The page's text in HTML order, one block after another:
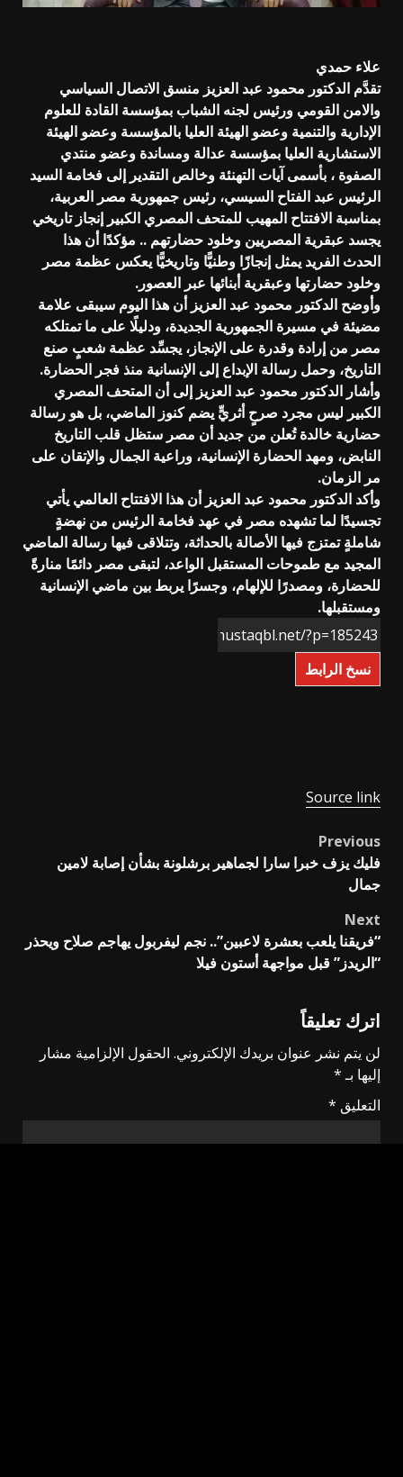
علاء حمدي
تقدَّم الدكتور محمود عبد العزيز منسق الاتصال السياسي
والامن القومي ورئيس لجنه الشباب بمؤسسة القادة للعلوم
الإدارية والتنمية وعضو الهيئة العليا بالمؤسسة وعضو الهيئة
الاستشارية العليا بمؤسسة عدالة ومساندة وعضو منتدي
الصفوة ، بأسمى آيات التهنئة وخالص التقدير إلى فخامة السيد
الرئيس عبد الفتاح السيسي، رئيس جمهورية مصر العربية،
بمناسبة الافتتاح المهيب للمتحف المصري الكبير إنجاز تاريخي
يجسد عبقرية المصريين وخلود حضارتهم .. مؤكدًا أن هذا
الحدث الفريد يمثل إنجازًا وطنيًّا وتاريخيًّا يعكس عظمة مصر
وخلود حضارتها وعبقرية أبنائها عبر العصور.
وأوضح الدكتور محمود عبد العزيز أن هذا اليوم سيبقى علامة
مضيئة في مسيرة الجمهورية الجديدة، ودليلًا على ما تمتلكه
مصر من إرادة وقدرة على الإنجاز، يجسِّد عظمة شعبٍ صنع
التاريخ، وحمل رسالة الإبداع إلى الإنسانية منذ فجر الحضارة.
وأشار الدكتور محمود عبد العزيز إلى أن المتحف المصري
الكبير ليس مجرد صرحٍ أثريٍّ يضم كنوز الماضي، بل هو رسالة
حضارية خالدة تُعلن من جديد أن مصر ستظل قلب التاريخ
النابض، ومهد الحضارة الإنسانية، وراعية الجمال والإتقان على
مر الزمان.
وأكد الدكتور محمود عبد العزيز أن هذا الافتتاح العالمي يأتي
تجسيدًا لما تشهده مصر في عهد فخامة الرئيس من نهضةٍ
شاملةٍ تمتزج فيها الأصالة بالحداثة، وتتلاقى فيها رسالة الماضي
المجيد مع طموحات المستقبل الواعد، لتبقى مصر دائمًا منارةً
للحضارة، ومصدرًا للإلهام، وجسرًا يربط بين ماضي الإنسانية
ومستقبلها.
نسخ الرابط
Source link
Post
navigation
Previous
فليك يزف خبرا سارا لجماهير برشلونة بشأن إصابة لامين
جمال
Next
“فريقنا يلعب بعشرة لاعبين”.. نجم ليفربول يهاجم صلاح ويحذر
“الريدز” قبل مواجهة أستون فيلا
اترك تعليقاً
لن يتم نشر عنوان بريدك الإلكتروني. الحقول الإلزامية مشار
إليها بـ*
التعليق *